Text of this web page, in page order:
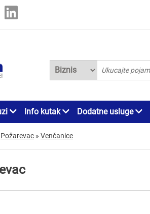
Info kutak Dodatne usluge
Požarevac » Venčanice